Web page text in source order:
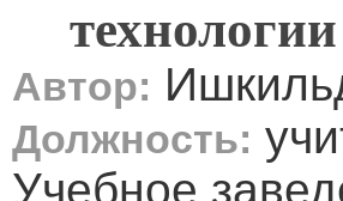
Автор:
Должность:
Учебное